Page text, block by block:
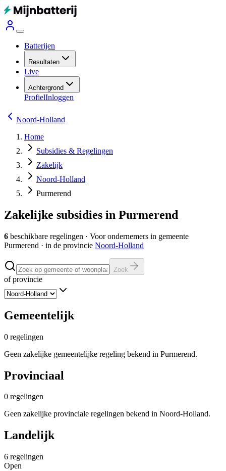
Batterijen
Resultaten
Live
Achtergrond
ProfielInloggen
Noord-Holland
Home
Subsidies & Regelingen
Zakelijk
Noord-Holland
Purmerend
Zakelijke subsidies in Purmerend
6 beschikbare regelingen · Voor ondernemers in gemeente
Purmerend · in de provincie Noord-Holland
Zoek
of provincie
Gemeentelijk
0 regelingen
Geen zakelijke gemeentelijke regeling bekend in Purmerend.
Provinciaal
0 regelingen
Geen zakelijke provinciale regelingen bekend in Noord-Holland.
Landelijk
6 regelingen
Open